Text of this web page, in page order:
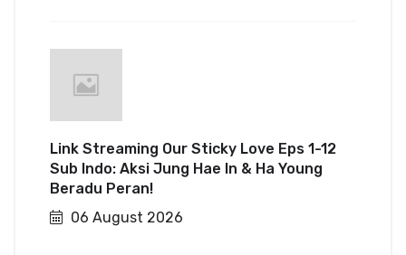
Link Streaming Our Sticky Love Eps 1-12
Sub Indo: Aksi Jung Hae In & Ha Young
Beradu Peran!
06 August 2026